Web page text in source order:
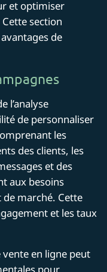
et optimiser
section
de
l’analyse
de personnaliser
les
des clients, les
et des
aux besoins
de marché. Cette
et les taux
en ligne peut